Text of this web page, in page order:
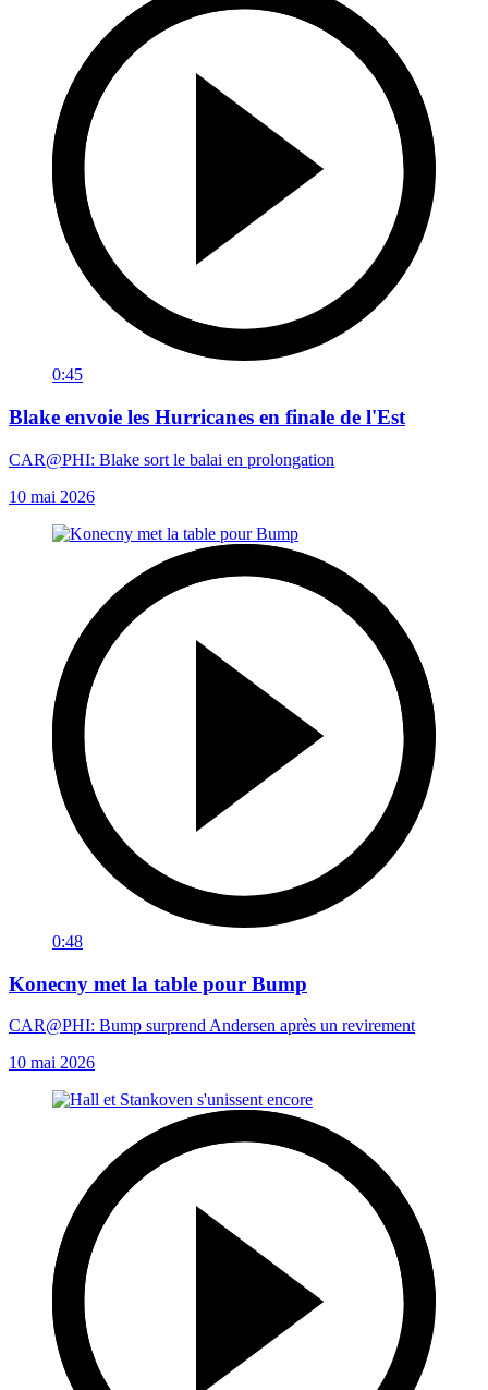
0:45
Blake envoie les Hurricanes en finale de l'Est
CAR@PHI: Blake sort le balai en prolongation
10 mai 2026
0:48
Konecny met la table pour Bump
CAR@PHI: Bump surprend Andersen après un revirement
10 mai 2026